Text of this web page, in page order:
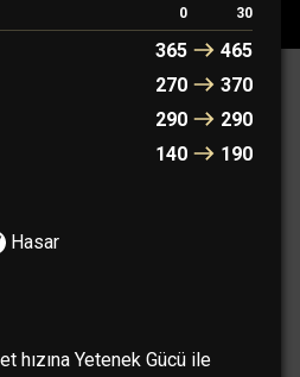
0 30
365
465
270
370
290
290
140 190
Hasar
hızına Yetenek Gücü ile